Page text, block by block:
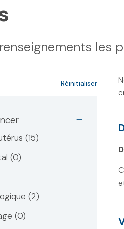
Réinitialiser
(15)
(0)
(2)
(0)